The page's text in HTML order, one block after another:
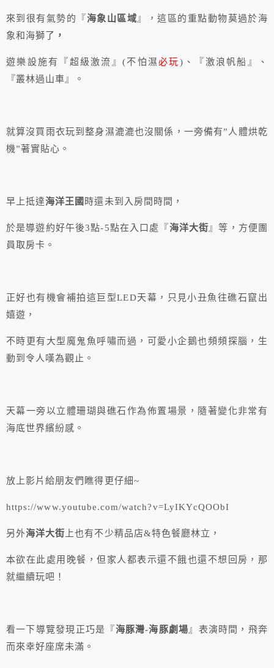
來到很有氣勢的『海象山區域』，這區的重點動物莫過於海
象和海獅了 ，
遊樂設施有『超級激流』(不怕濕必玩)、『激浪帆船』、
『叢林過山車』。
就算沒買雨衣玩到整身濕漉漉也沒關係，一旁備有”人體烘乾
機”著實貼心。
早上抵達海洋王國 時還未到入房間時間，
於是導遊約好午後3點-5點在入口處『海洋大街』等，方便團
員取房卡。
正好也有機會補拍這巨型LED天幕，只見小丑魚往礁石竄出
嬉遊，
不時更有大型魔鬼魚呼嘯而過，可愛小企鵝也頻頻探腦，生
動到令人嘆為觀止。
天幕一旁以立體珊瑚與礁石作為佈置場景，隨著變化非常有
海底世界繽紛感。
放上影片給朋友們瞧得更仔細~
https://www.youtube.com/watch?v=LyIKYcQOObI
另外海洋大街 上也有不少精品店&特色餐廳林立，
本欲在此處用晚餐，但家人都表示還不餓也還不想回房，那
就繼續玩吧！
看一下導覽發現正巧是『海豚灣-海豚劇場』表演時間，飛奔
而來幸好座席未滿。